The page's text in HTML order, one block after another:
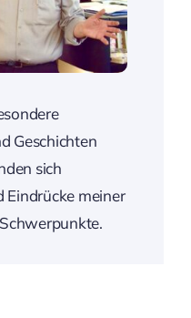
Geschichten
sich
Eindrücke meiner